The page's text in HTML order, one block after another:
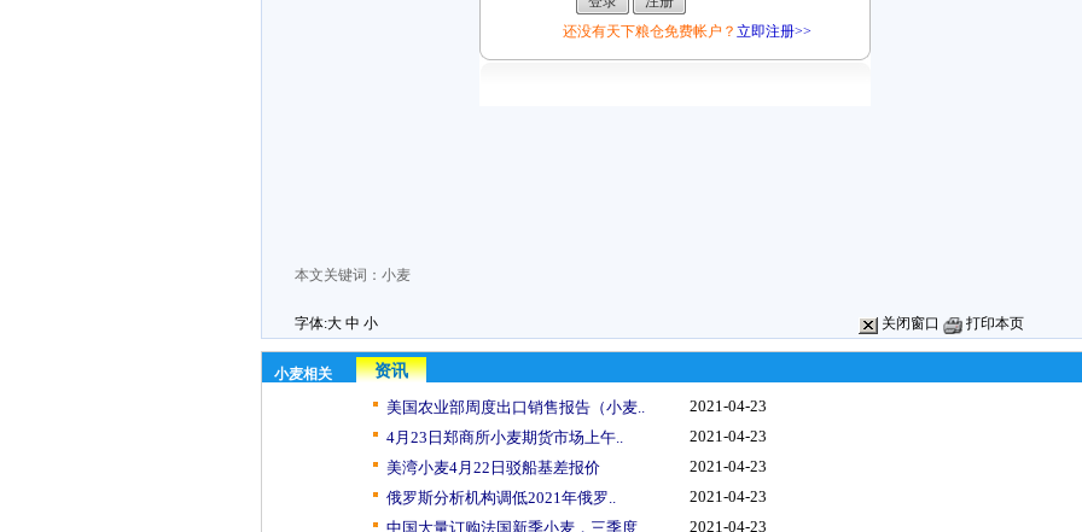
还没有天下粮仓免费帐户？ 立即注册>>
本文关键词： 小麦
字体:大 中 小 关闭窗口 打印本页
小麦相关
资讯
美国农业部周度出口销售报告（小麦..
2021-04-23
4月23日郑商所小麦期货市场上午..
2021-04-23
美湾小麦4月22日驳船基差报价
2021-04-23
俄罗斯分析机构调低2021年俄罗..
2021-04-23
中国大量订购法国新季小麦，三季度..
2021-04-23